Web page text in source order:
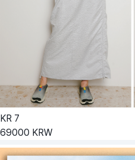
KR 7
69000 KRW